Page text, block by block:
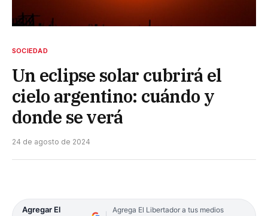
SOCIEDAD
Un eclipse solar cubrirá el
cielo argentino: cuándo y
donde se verá
24 de agosto de 2024
Agregar El
Agrega El Libertador a tus medios